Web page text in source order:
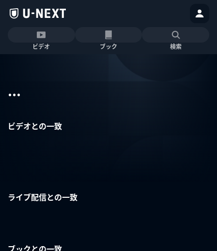
ビデオ ブック 検索
...
ビデオとの一致
ライブ配信との一致
ブックとの一致